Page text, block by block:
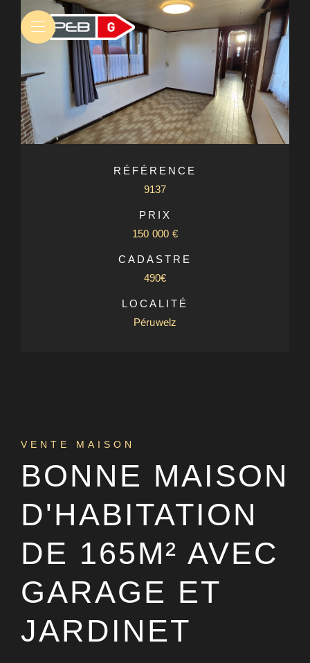
RÉFÉRENCE
9137
PRIX
150 000 €
CADASTRE
490€
LOCALITÉ
Péruwelz
VENTE MAISON
BONNE MAISON
D'HABITATION
DE 165M² AVEC
GARAGE ET
JARDINET